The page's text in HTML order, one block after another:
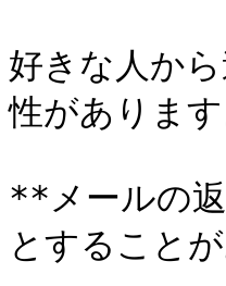
好きな人か
性があります
**メールの
とすること